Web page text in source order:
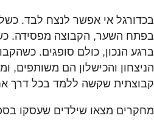
בכדורגל אי אפשר לנצח לבד.
בפתח השער, הקבוצה מפסידה.
ברגע הנכון, כולם סופגים.
הניצחון והכישלון הם משותפים,
קבוצתית שקשה ללמד בכל דרך
מחקרים מצאו שילדים שעסקו